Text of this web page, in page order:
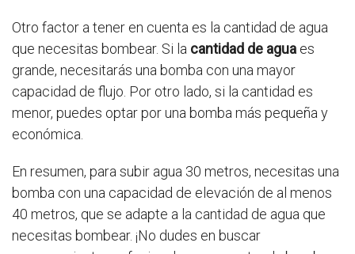
Otro factor a tener en cuenta es la cantidad de agua
que necesitas bombear. Si la cantidad de agua es
grande, necesitarás una bomba con una mayor
capacidad de flujo. Por otro lado, si la cantidad es
menor, puedes optar por una bomba más pequeña y
económica.
En resumen, para subir agua 30 metros, necesitas una
bomba con una capacidad de elevación de al menos
40 metros, que se adapte a la cantidad de agua que
necesitas bombear. ¡No dudes en buscar